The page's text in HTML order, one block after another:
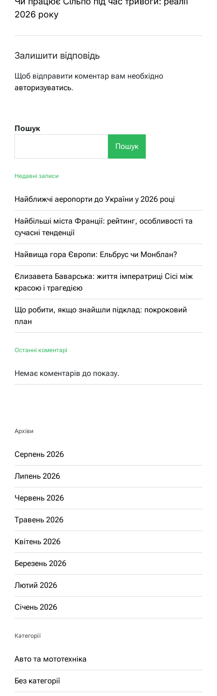
2026 року
Залишити відповідь
Щоб відправити коментар вам необхідно
авторизуватись.
Пошук
Пошук
Недавні записи
Найближчі аеропорти до України у 2026 році
Найбільші міста Франції: рейтинг, особливості та
сучасні тенденції
Найвища гора Європи: Ельбрус чи Монблан?
Єлизавета Баварська: життя імператриці Сісі між
красою і трагедією
Що робити, якщо знайшли підклад: покроковий
план
Останні коментарі
Немає коментарів до показу.
Архіви
Серпень 2026
Липень 2026
Червень 2026
Травень 2026
Квітень 2026
Березень 2026
Лютий 2026
Січень 2026
Категорії
Авто та мототехніка
Без категорії